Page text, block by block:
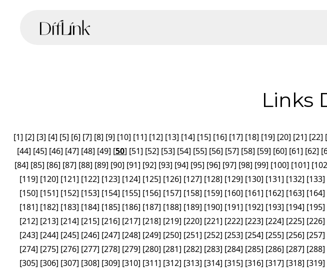
Links
[1] [2] [3] [4] [5] [6] [7] [8] [9] [10] [11] [12] [13] [14] [15] [16] [17] [18] [19] [20] [21] [22] [
[44] [45] [46] [47] [48] [49] [50] [51] [52] [53] [54] [55] [56] [57] [58] [59] [60] [61] [62] [
[84] [85] [86] [87] [88] [89] [90] [91] [92] [93] [94] [95] [96] [97] [98] [99] [100] [101] [102
[119] [120] [121] [122] [123] [124] [125] [126] [127] [128] [129] [130] [131] [132] [133]
[150] [151] [152] [153] [154] [155] [156] [157] [158] [159] [160] [161] [162] [163] [164]
[181] [182] [183] [184] [185] [186] [187] [188] [189] [190] [191] [192] [193] [194] [195]
[212] [213] [214] [215] [216] [217] [218] [219] [220] [221] [222] [223] [224] [225] [226]
[243] [244] [245] [246] [247] [248] [249] [250] [251] [252] [253] [254] [255] [256] [257]
[274] [275] [276] [277] [278] [279] [280] [281] [282] [283] [284] [285] [286] [287] [288]
[305] [306] [307] [308] [309] [310] [311] [312] [313] [314] [315] [316] [317] [318] [319]